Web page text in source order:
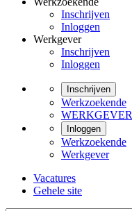
Inschrijven
Inloggen
Werkgever
Inschrijven
Inloggen
Inschrijven
Werkzoekende
WERKGEVER
Inloggen
Werkzoekende
Werkgever
Vacatures
Gehele site